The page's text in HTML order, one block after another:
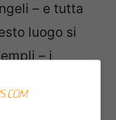
– e tutta
luogo si
– i
statue di
il più